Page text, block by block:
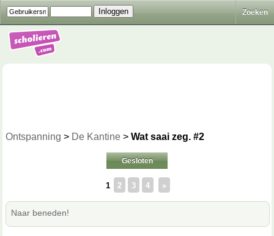
Zoeken
Ontspanning > De Kantine > Wat saai zeg. #2
Gesloten
1 2 3 4 »
Naar beneden!